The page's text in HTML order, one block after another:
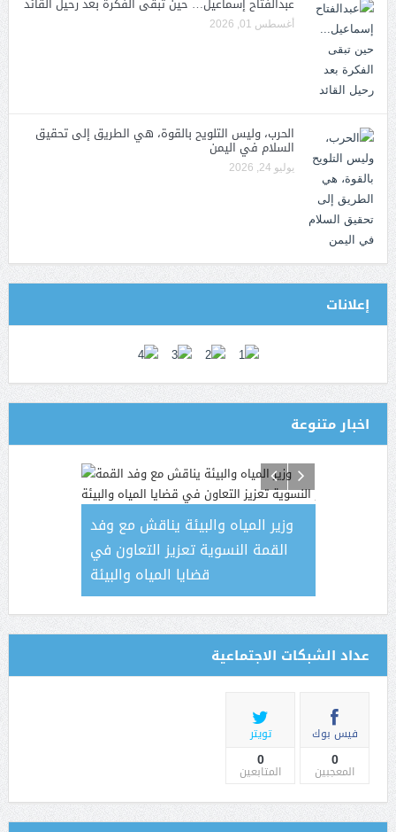
أغسطس 01, 2026
الحرب، وليس التلويح بالقوة، هي الطريق إلى تحقيق
السلام في اليمن
يوليو 24, 2026
إعلانات
اخبار متنوعة
إسقاط
وزير المياه والبيئة يناقش مع وفد
القمة النسوية تعزيز التعاون في
قضايا المياه والبيئة
منزل احد
المعافر
عداد الشبكات الاجتماعية
فيس بوك
0
المعجبين
تويتر
0
المتابعين